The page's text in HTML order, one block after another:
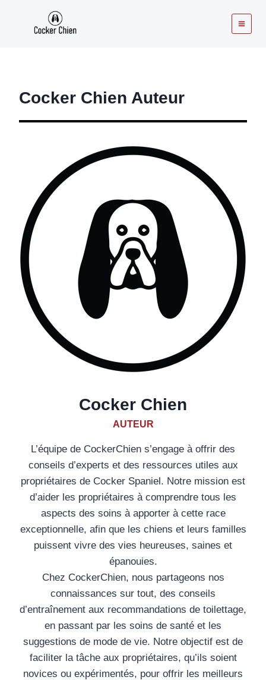
Cocker Chien Auteur
Cocker Chien
AUTEUR
L’équipe de CockerChien s’engage à offrir des
conseils d’experts et des ressources utiles aux
propriétaires de Cocker Spaniel. Notre mission est
d’aider les propriétaires à comprendre tous les
aspects des soins à apporter à cette race
exceptionnelle, afin que les chiens et leurs familles
puissent vivre des vies heureuses, saines et
épanouies.
Chez CockerChien, nous partageons nos
connaissances sur tout, des conseils
d’entraînement aux recommandations de toilettage,
en passant par les soins de santé et les
suggestions de mode de vie. Notre objectif est de
faciliter la tâche aux propriétaires, qu’ils soient
novices ou expérimentés, pour offrir les meilleurs